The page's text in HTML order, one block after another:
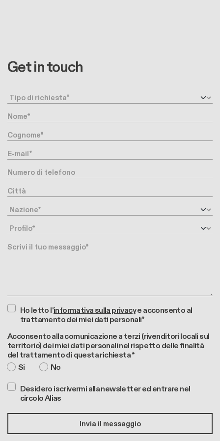
Get in touch
Request type
Nome
Cognome
E-mail
Numero di telefono
Città
Nazione
Profilo
Messaggio
Ho letto l'informativa sulla privacye acconsento al
trattamento dei miei dati personali*
Acconsento alla comunicazione a terzi (rivenditori locali sul
territorio) dei miei dati personali nel rispetto delle finalità
del trattamento di questa richiesta *
Si
No
Desidero iscrivermi alla newsletter ed entrare nel
circolo Alias